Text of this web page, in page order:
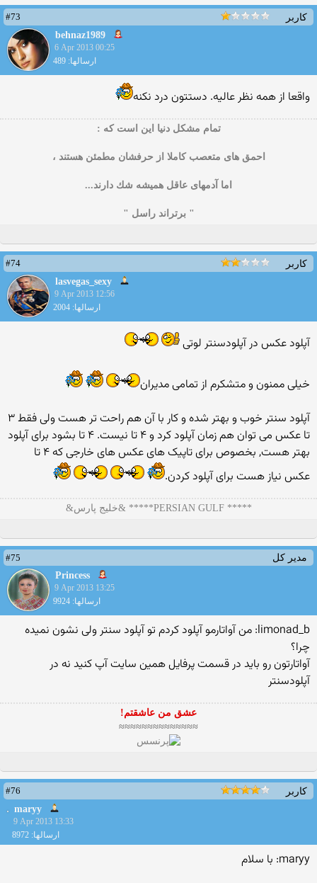
کاربر
#73
behnaz1989
6 Apr 2013 00:25
ارسالها: 489
واقعا از همه نظر عالیه. دستتون درد نکنه
تمام مشكل دنیا این است كه :
احمق های متعصب كاملا از حرفشان مطمئن هستند ،
اما آدمهای عاقل همیشه شك دارند...
" برتراند راسل "
کاربر
#74
lasvegas_sexy
9 Apr 2013 12:56
ارسالها: 2004
آپلود عکس در آپلودسنتر لوتی
خیلی ممنون و متشکرم از تمامی مدیران
آپلود سنتر خوب و بهتر شده و کار با آن هم راحت تر هست ولی فقط ۳
تا عکس می توان هم زمان آپلود کرد و ۴ تا نیست. ۴ تا بشود برای آپلود
بهتر هست, بخصوص برای تاپیک های عکس های خارجی که ۴ تا
عکس نیاز هست برای آپلود کردن.
***** PERSIAN GULF***** &خلیج پارس&
مدیر کل
#75
Princess
9 Apr 2013 13:25
ارسالها: 9924
limonad_b: من آواتارمو آپلود کردم تو آپلود سنتر ولی نشون نمیده
چرا؟
آواتارتون رو باید در قسمت پرفایل همین سایت آپ کنید نه در
آپلودسنتر
عشق من عاشقتم!
≈≈≈≈≈≈≈≈≈≈≈≈≈≈
کاربر
#76
maryy
9 Apr 2013 13:33
ارسالها: 8972
maryy: با سلام